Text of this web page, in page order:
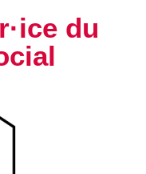
du